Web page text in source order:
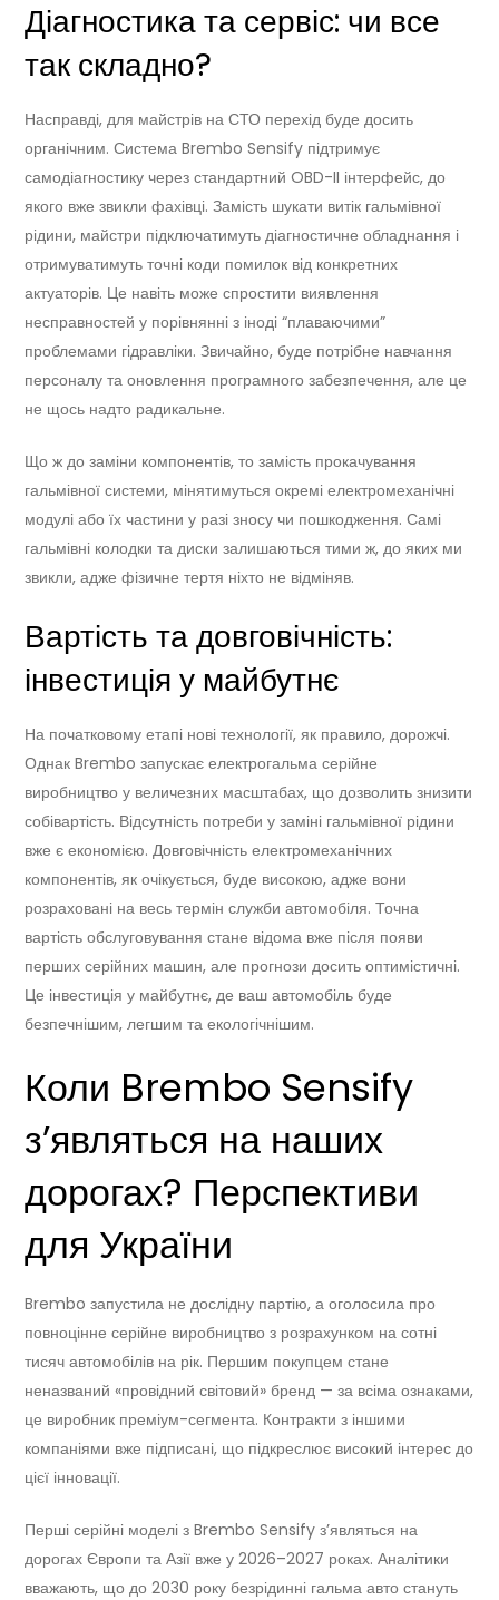
Діагностика та сервіс: чи все
так складно?
Насправді, для майстрів на СТО перехід буде досить
органічним. Система Brembo Sensify підтримує
самодіагностику через стандартний OBD-II інтерфейс, до
якого вже звикли фахівці. Замість шукати витік гальмівної
рідини, майстри підключатимуть діагностичне обладнання і
отримуватимуть точні коди помилок від конкретних
актуаторів. Це навіть може спростити виявлення
несправностей у порівнянні з іноді “плаваючими”
проблемами гідравліки. Звичайно, буде потрібне навчання
персоналу та оновлення програмного забезпечення, але це
не щось надто радикальне.
Що ж до заміни компонентів, то замість прокачування
гальмівної системи, мінятимуться окремі електромеханічні
модулі або їх частини у разі зносу чи пошкодження. Самі
гальмівні колодки та диски залишаються тими ж, до яких ми
звикли, адже фізичне тертя ніхто не відміняв.
Вартість та довговічність:
інвестиція у майбутнє
На початковому етапі нові технології, як правило, дорожчі.
Однак Brembo запускає електрогальма серійне
виробництво у величезних масштабах, що дозволить знизити
собівартість. Відсутність потреби у заміні гальмівної рідини
вже є економією. Довговічність електромеханічних
компонентів, як очікується, буде високою, адже вони
розраховані на весь термін служби автомобіля. Точна
вартість обслуговування стане відома вже після появи
перших серійних машин, але прогнози досить оптимістичні.
Це інвестиція у майбутнє, де ваш автомобіль буде
безпечнішим, легшим та екологічнішим.
Коли Brembo Sensify
з’являться на наших
дорогах? Перспективи
для України
Brembo запустила не дослідну партію, а оголосила про
повноцінне серійне виробництво з розрахунком на сотні
тисяч автомобілів на рік. Першим покупцем стане
неназваний «провідний світовий» бренд — за всіма ознаками,
це виробник преміум-сегмента. Контракти з іншими
компаніями вже підписані, що підкреслює високий інтерес до
цієї інновації.
Перші серійні моделі з Brembo Sensify з’являться на
дорогах Європи та Азії вже у 2026–2027 роках. Аналітики
вважають, що до 2030 року безрідинні гальма авто стануть